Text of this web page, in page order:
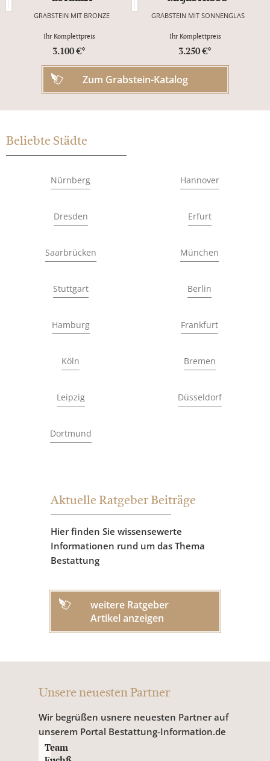
GRABSTEIN MIT BRONZE
Ihr Komplettpreis
3.100 €*
GRABSTEIN MIT SONNENGLAS
Ihr Komplettpreis
3.250 €*
Zum Grabstein-Katalog
Beliebte Städte
Nürnberg Hannover
Dresden Erfurt
Saarbrücken München
Stuttgart Berlin
Hamburg Frankfurt
Köln Bremen
Leipzig Düsseldorf
Dortmund
Aktuelle Ratgeber Beiträge
Hier finden Sie wissensewerte
Informationen rund um das Thema
Bestattung
weitere Ratgeber
Artikel anzeigen
Unsere neuesten Partner
Wir begrüßen usnere neuesten Partner auf
unserem Portal Bestattung-Information.de
Team